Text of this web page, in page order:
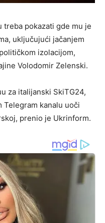
treba pokazati gde mu je
uključujući jačanjem
izolacijom,
Volodomir Zelenski.
za italijanski SkiTG24,
kanalu uoči
prenio je Ukrinform.